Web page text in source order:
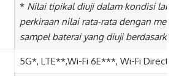
*Nilai tipikal diuji dalam kondisi
perkiraan nilai rata-rata dengan
sampel baterai yang diuji berdasarkan
5G*, LTE**,Wi-Fi 6E***, Wi-Fi Direct